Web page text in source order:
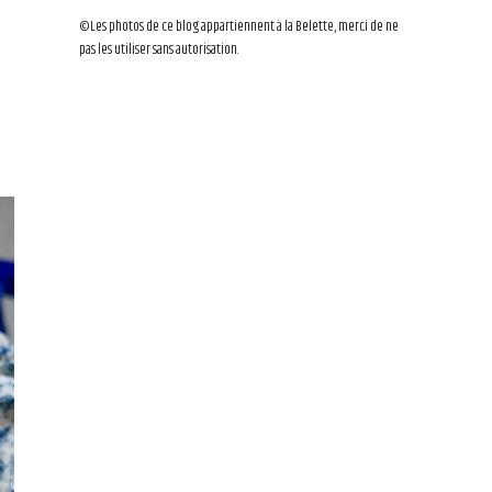
©Les photos de ce blog appartiennent à la Belette, merci de ne
pas les utiliser sans autorisation.